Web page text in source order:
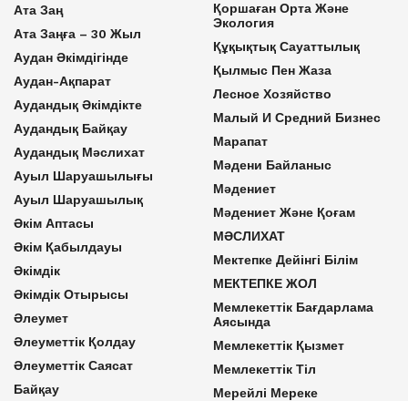
Ата Заң
Ата Заңға – 30 Жыл
Аудан Әкімдігінде
Аудан-Ақпарат
Аудандық Әкімдікте
Аудандық Байқау
Аудандық Мәслихат
Ауыл Шаруашылығы
Ауыл Шаруашылық
Әкім Аптасы
Әкім Қабылдауы
Әкімдік
Әкімдік Отырысы
Әлеумет
Әлеуметтік Қолдау
Әлеуметтік Саясат
Байқау
Қоршаған Орта Және
Экология
Құқықтық Сауаттылық
Қылмыс Пен Жаза
Лесное Хозяйство
Малый И Средний Бизнес
Марапат
Мәдени Байланыс
Мәдениет
Мәдениет Және Қоғам
МӘСЛИХАТ
Мектепке Дейінгі Білім
МЕКТЕПКЕ ЖОЛ
Мемлекеттік Бағдарлама
Аясында
Мемлекеттік Қызмет
Мемлекеттік Тіл
Мерейлі Мереке